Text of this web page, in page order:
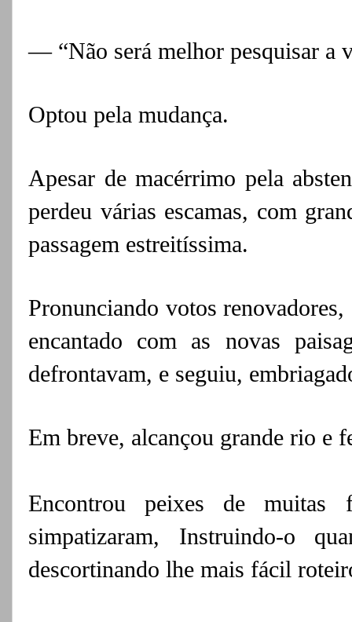
— “Não será melhor pesquisar a
Optou pela mudança.
Apesar de macérrimo pela
perdeu várias escamas, com
passagem estreitíssima.
Pronunciando votos
encantado com as novas
defrontavam, e seguiu,
Em breve, alcançou grande rio e
Encontrou peixes de muitas
simpatizaram, Instruindo-o
descortinando lhe mais fácil